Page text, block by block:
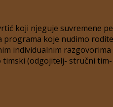
koji njeguje suvremene
koje nudimo
individualnim
(odgojitelj- stručni